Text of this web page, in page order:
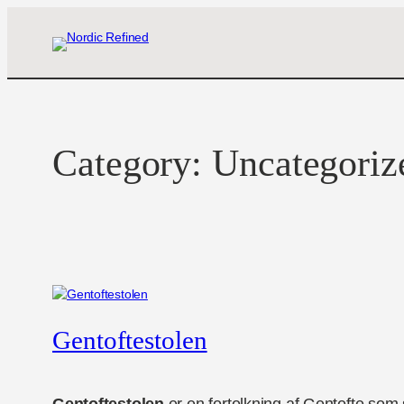
Category:
Gentoftestolen